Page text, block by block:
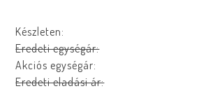
Készleten:
Eredeti egységár:
Akciós egységár:
Eredeti eladási ár: